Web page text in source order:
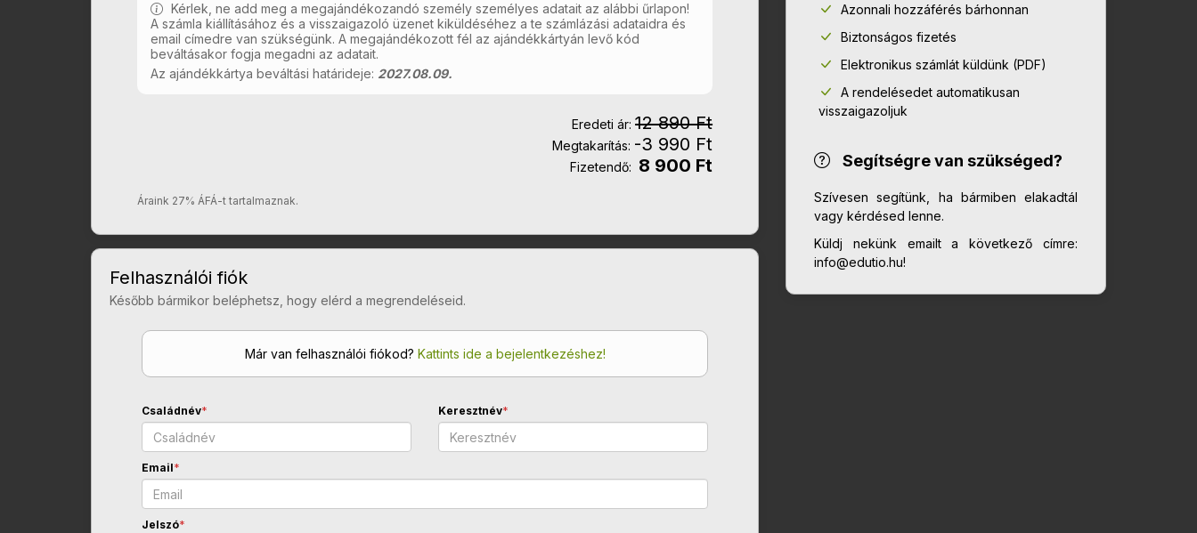
Kérlek, ne add meg a megajándékozandó személy személyes adatait az alábbi űrlapon!
A számla kiállításához és a visszaigazoló üzenet kiküldéséhez a te számlázási adataidra és
email címedre van szükségünk. A megajándékozott fél az ajándékkártyán levő kód
beváltásakor fogja megadni az adatait.
Az ajándékkártya beváltási határideje: 2027.08.09.
Eredeti ár:12 890 Ft
Megtakarítás: -3 990 Ft
Fizetendő: 8 900 Ft
Áraink 27% ÁFÁ-t tartalmaznak.
Felhasználói fiók
Később bármikor beléphetsz, hogy elérd a megrendeléseid.
Már van felhasználói fiókod? Kattints ide a bejelentkezéshez!
Családnév* Keresztnév*
Email*
Jelszó*
Azonnali hozzáférés bárhonnan
Biztonságos fizetés
Elektronikus számlát küldünk (PDF)
A rendelésedet automatikusan
visszaigazoljuk
Segítségre van szükséged?
Szívesen segítünk, ha bármiben elakadtál
vagy kérdésed lenne.
Küldj nekünk emailt a következő címre:
info@edutio.hu!